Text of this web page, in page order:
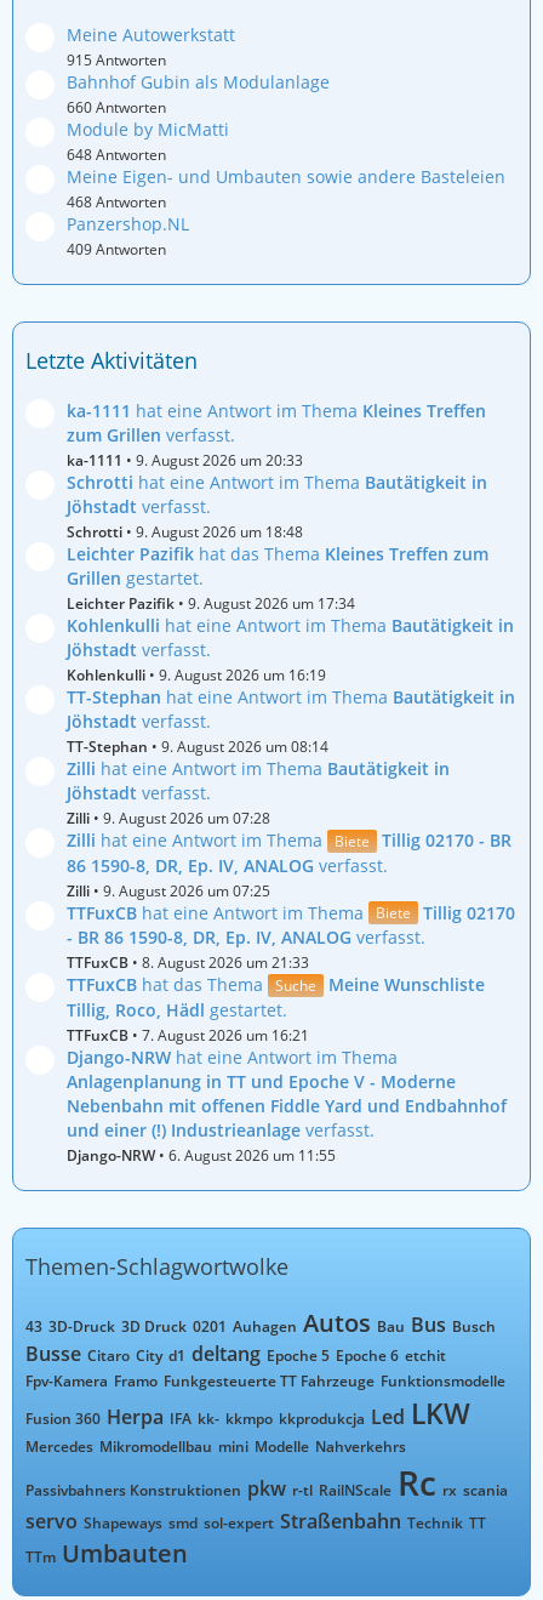
Meine Autowerkstatt
915 Antworten
Bahnhof Gubin als Modulanlage
660 Antworten
Module by MicMatti
648 Antworten
Meine Eigen- und Umbauten sowie andere Basteleien
468 Antworten
Panzershop.NL
409 Antworten
Letzte Aktivitäten
ka-1111 hat eine Antwort im Thema Kleines Treffen
zum Grillen verfasst.
ka-1111 9. August 2026 um 20:33
Schrotti hat eine Antwort im Thema Bautätigkeit in
Jöhstadt verfasst.
Schrotti 9. August 2026 um 18:48
Leichter Pazifik hat das Thema Kleines Treffen zum
Grillen gestartet.
Leichter Pazifik 9. August 2026 um 17:34
Kohlenkulli hat eine Antwort im Thema Bautätigkeit in
Jöhstadt verfasst.
Kohlenkulli 9. August 2026 um 16:19
TT-Stephan hat eine Antwort im Thema Bautätigkeit in
Jöhstadt verfasst.
TT-Stephan 9. August 2026 um 08:14
Zilli hat eine Antwort im Thema Bautätigkeit in
Jöhstadt verfasst.
Zilli 9. August 2026 um 07:28
Zilli hat eine Antwort im Thema Biete Tillig 02170 - BR
86 1590-8, DR, Ep. IV, ANALOG verfasst.
Zilli 9. August 2026 um 07:25
TTFuxCB hat eine Antwort im Thema Biete Tillig 02170
- BR 86 1590-8, DR, Ep. IV, ANALOG verfasst.
TTFuxCB 8. August 2026 um 21:33
TTFuxCB hat das Thema Suche
Meine Wunschliste
Tillig, Roco, Hädl gestartet.
TTFuxCB 7. August 2026 um 16:21
Django-NRW hat eine Antwort im Thema
Anlagenplanung in TT und Epoche V - Moderne
Nebenbahn mit offenen Fiddle Yard und Endbahnhof
und einer (!) Industrieanlage verfasst.
Django-NRW 6. August 2026 um 11:55
Themen-Schlagwortwolke
43 3D-Druck 3D Druck 0201 Auhagen Autos Bau Bus Busch
Busse Citaro City d1 deltang Epoche 5 Epoche 6 etchit
Fpv-Kamera Framo Funkgesteuerte TT Fahrzeuge Funktionsmodelle
Fusion 360 Herpa IFA kk- kkmpo kkprodukcja Led LKW
Mercedes Mikromodellbau mini Modelle Nahverkehrs
Passivbahners Konstruktionen pkw r-tl RailNScale Rc rx scania
servo Shapeways smd sol-expert Straßenbahn Technik TT
TTm Umbauten